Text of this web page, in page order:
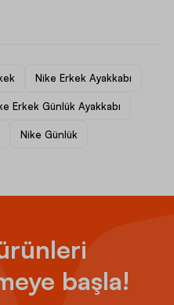
Nike Erkek Ayakkabı
Erkek Günlük Ayakkabı
Nike Günlük
başla!